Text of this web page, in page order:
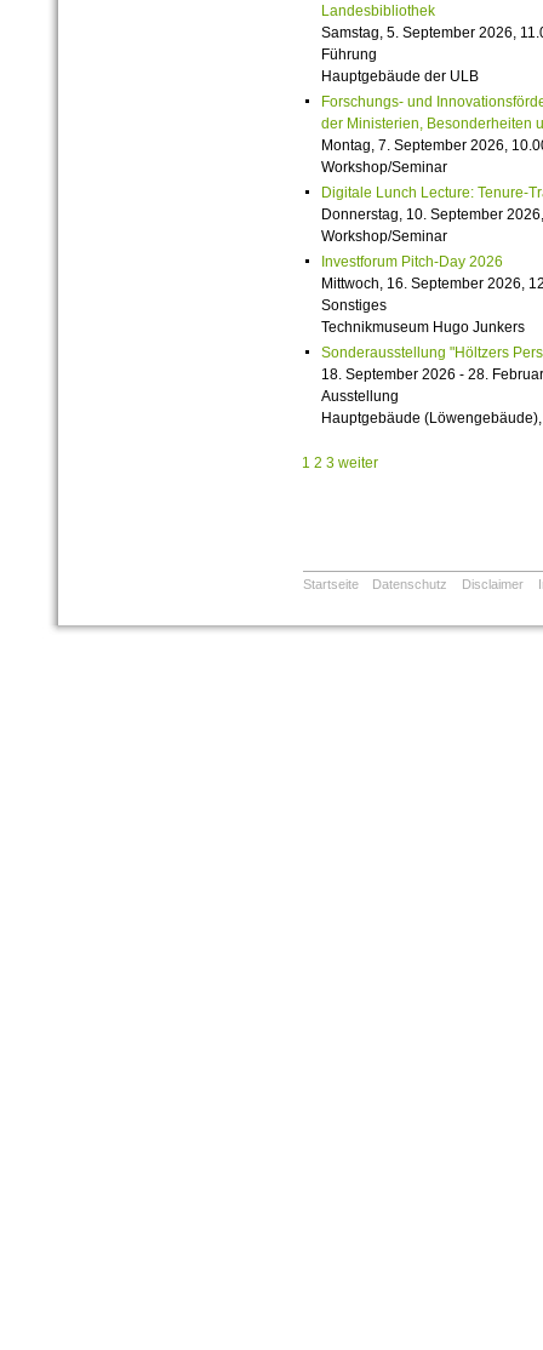
Landesbibliothek
Samstag, 5. September 2026,
Führung
Hauptgebäude der ULB
Forschungs- und
der Ministerien, Besonderheiten
Montag, 7. September 2026,
Workshop/Seminar
Digitale Lunch Lecture: Tenure-
Donnerstag, 10. September
Workshop/Seminar
Investforum Pitch-Day 2026
Mittwoch, 16. September 2026,
Sonstiges
Technikmuseum Hugo Junkers
Sonderausstellung "Höltzers
18. September 2026 - 28.
Ausstellung
Hauptgebäude
1 2 3 weiter
Startseite Datenschutz Disclaimer